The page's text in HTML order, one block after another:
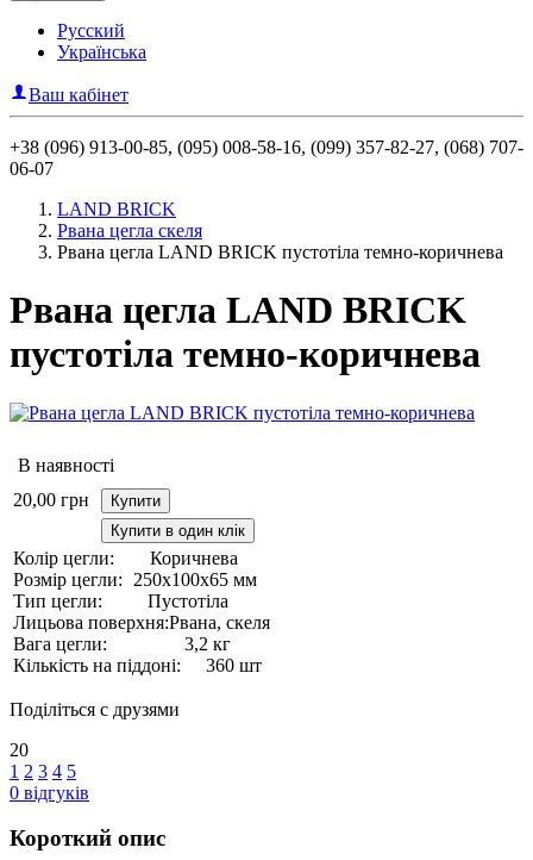
Русский
Українська
Ваш кабінет
+38 (096) 913-00-85, (095) 008-58-16, (099) 357-82-27, (068) 707-
06-07
LAND BRICK
Рвана цегла скеля
Рвана цегла LAND BRICK пустотіла темно-коричнева
Рвана цегла LAND BRICK
пустотіла темно-коричнева
В наявності
20,00 грн
Купити
Купити в один клік
Колір цегли:
Коричнева
Розмір цегли:
250х100х65 мм
Тип цегли:
Пустотіла
Лицьова поверхня:Рвана, скеля
Вага цегли:
3,2 кг
Кількість на піддоні:
360 шт
Поділіться с друзями
20
1 2 3 4 5
0 відгуків
Короткий опис